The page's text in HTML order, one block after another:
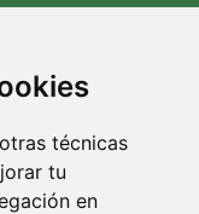
técnicas
tu
en
cualquier momento
más